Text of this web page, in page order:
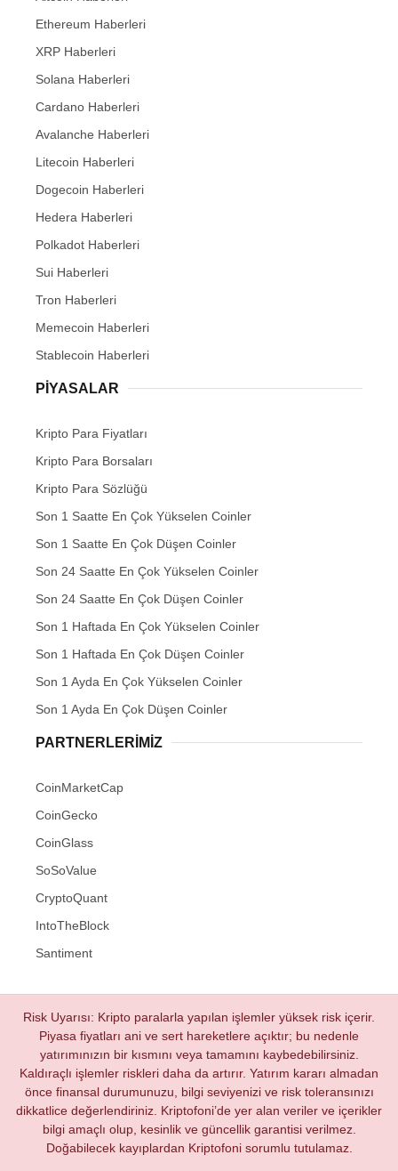
Ethereum Haberleri
XRP Haberleri
Solana Haberleri
Cardano Haberleri
Avalanche Haberleri
Litecoin Haberleri
Dogecoin Haberleri
Hedera Haberleri
Polkadot Haberleri
Sui Haberleri
Tron Haberleri
Memecoin Haberleri
Stablecoin Haberleri
PIYASALAR
Kripto Para Fiyatları
Kripto Para Borsaları
Kripto Para Sözlüğü
Son 1 Saatte En Çok Yükselen Coinler
Son 1 Saatte En Çok Düşen Coinler
Son 24 Saatte En Çok Yükselen Coinler
Son 24 Saatte En Çok Düşen Coinler
Son 1 Haftada En Çok Yükselen Coinler
Son 1 Haftada En Çok Düşen Coinler
Son 1 Ayda En Çok Yükselen Coinler
Son 1 Ayda En Çok Düşen Coinler
PARTNERLERIMIZ
CoinMarketCap
CoinGecko
CoinGlass
SoSoValue
CryptoQuant
IntoTheBlock
Santiment
Risk Uyarısı: Kripto paralarla yapılan işlemler yüksek risk içerir.
Piyasa fiyatları ani ve sert hareketlere açıktır; bu nedenle
yatırımınızın bir kısmını veya tamamını kaybedebilirsiniz.
Kaldıraçlı işlemler riskleri daha da artırır. Yatırım kararı almadan
önce finansal durumunuzu, bilgi seviyenizi ve risk toleransınızı
dikkatlice değerlendiriniz. Kriptofoni’de yer alan veriler ve içerikler
bilgi amaçlı olup, kesinlik ve güncellik garantisi verilmez.
Doğabilecek kayıplardan Kriptofoni sorumlu tutulamaz.